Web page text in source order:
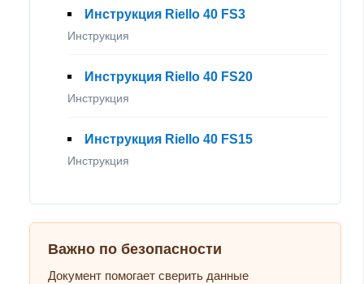
Инструкция Riello 40 FS3
Инструкция
Инструкция Riello 40 FS20
Инструкция
Инструкция Riello 40 FS15
Инструкция
Важно по безопасности
Документ помогает сверить данные